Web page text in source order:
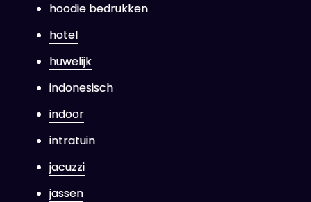
hoodie bedrukken
hotel
huwelijk
indonesisch
indoor
intratuin
jacuzzi
jassen